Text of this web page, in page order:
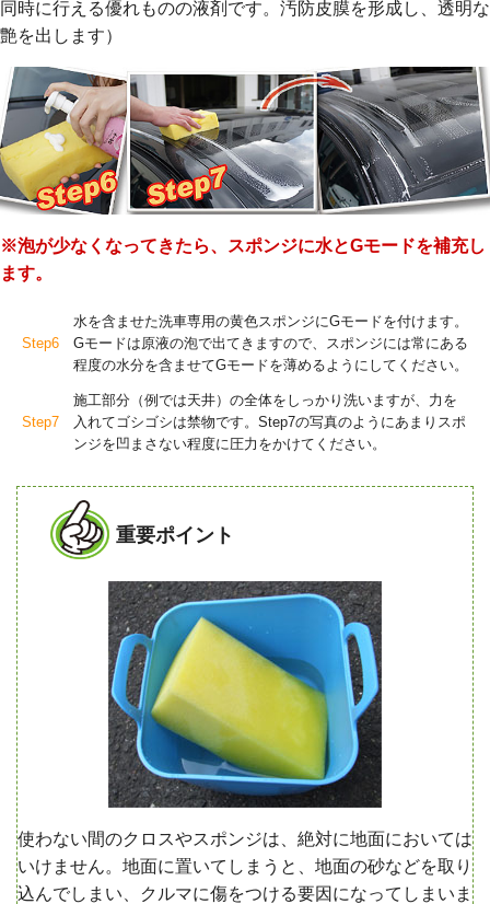
同時に行える優れものの液剤です。汚防皮膜を形成し、透明な
艶を出します）
※泡が少なくなってきたら、スポンジに水とGモードを補充し
ます。
Step6
水を含ませた洗車専用の黄色スポンジにGモードを付けます。
Gモードは原液の泡で出てきますので、スポンジには常にある
程度の水分を含ませてGモードを薄めるようにしてください。
Step7
施工部分（例では天井）の全体をしっかり洗いますが、力を
入れてゴシゴシは禁物です。Step7の写真のようにあまりスポ
ンジを凹まさない程度に圧力をかけてください。
重要ポイント
使わない間のクロスやスポンジは、絶対に地面においては
いけません。地面に置いてしまうと、地面の砂などを取り
込んでしまい、クルマに傷をつける要因になってしまいま